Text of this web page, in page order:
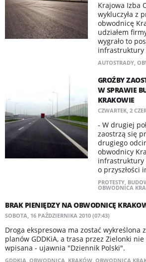
Krajowa Izba
wykluczyła z
obwodnicę
udziałem
wygrało to
infrastruktury
AUTOSTRADY,
GROŹBY
W SPRAWIE
KRAKOWIE
CZWARTEK, 2
- W drugiej
zaostrzą się
drugiego
obwodnicy
o przyszłości
PROTESTY,
OBWODNICA
BRAK PIENIĘDZY NA OBWODNICĘ
SOBOTA, 16 PAŹDZIERNIKA 2010 (07:43)
Droga ekspresowa ma zostać wykreślona
planów GDDKiA, a trasa przez Zielonki
wpisana - ujawnia "Dziennik Polski".
GDDKIA, OBWODNICA, KRAKÓW, OBWODNICA